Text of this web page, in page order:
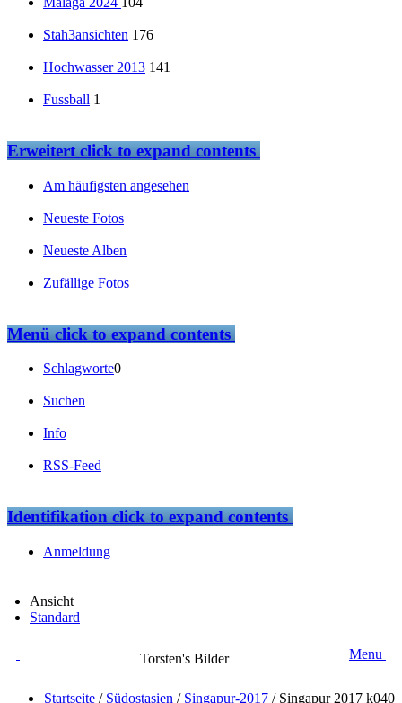
Stah3ansichten 176
Hochwasser 2013 141
Fussball 1
Erweitertclick to expand contents
Am häufigsten angesehen
Neueste Fotos
Neueste Alben
Zufällige Fotos
Menüclick to expand contents
Schlagworte0
Suchen
Info
RSS-Feed
Identifikationclick to expand contents
Anmeldung
Ansicht
Standard
Torsten's Bilder Menu
Startseite/ Südostasien / Singapur-2017/ Singapur 2017 k040